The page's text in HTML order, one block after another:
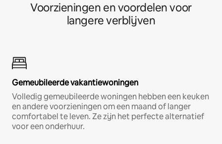
Voorzieningen en voordelen voor
langere verblijven
Gemeubileerde vakantiewoningen
Volledig gemeubileerde woningen hebben een keuken
en andere voorzieningen om een maand of langer
comfortabel te leven. Ze zijn het perfecte alternatief
voor een onderhuur.